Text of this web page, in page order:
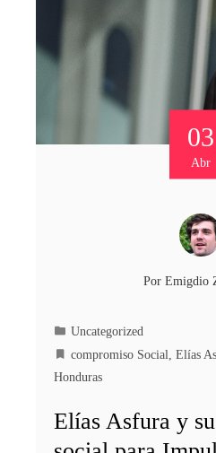
03
Abr
Por Emigdio
Uncategorized
compromiso Social Elías
Honduras
Elías Asfura y